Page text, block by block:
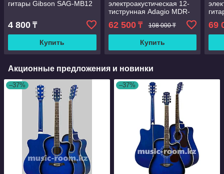
гитары Gibson SAG-MB12
4 800 ₸
Купить
электроакустическая 12-
тиструнная Adagio MDR-
62 500₸ 108 000 ₸
Купить
69
Акционные предложения и новинки
–37% –37%